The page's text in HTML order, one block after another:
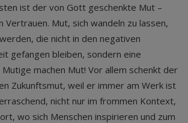
ist der von Gott geschenkte Mut –
Vertrauen. Mut, sich wandeln zu lassen,
die nicht in den negativen
gefangen bleiben, sondern eine
machen Mut! Vor allem schenkt der
Zukunftsmut, weil er immer am Werk ist
nicht nur im frommen Kontext,
wo sich Menschen inspirieren und zum